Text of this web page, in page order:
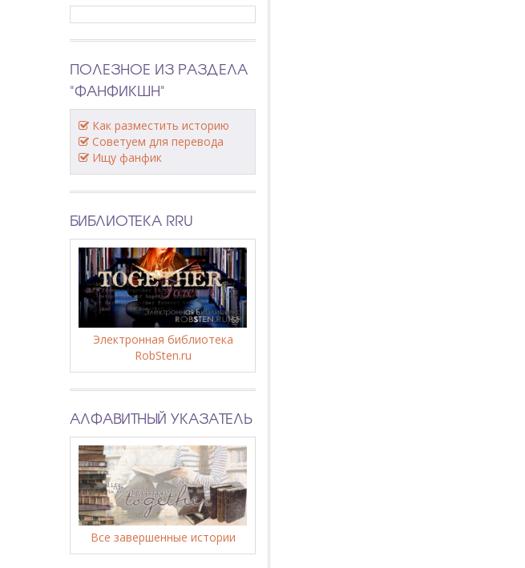
ПОЛЕЗНОЕ ИЗ РАЗДЕЛА
"ФАНФИКШН"
Как разместить историю
Советуем для перевода
Ищу фанфик
БИБЛИОТЕКА RRU
Электронная библиотека
RobSten.ru
АЛФАВИТНЫЙ УКАЗАТЕЛЬ
Все завершенные истории